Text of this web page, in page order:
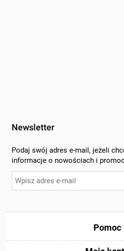
Newsletter
Podaj swój adres e-mail, jeżeli
informacje o nowościach i
Pomoc